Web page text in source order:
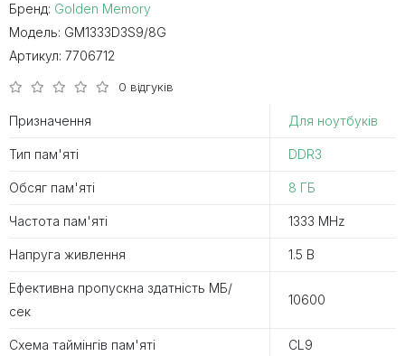
Бренд: Golden Memory
Модель: GM1333D3S9/8G
Артикул: 7706712
0 відгуків
Призначення Для ноутбуків
Тип пам'яті DDR3
Обсяг пам'яті 8 ГБ
Частота пам'яті 1333 MHz
Напруга живлення 1.5 В
Ефективна пропускна здатність MБ/
сек
10600
Схема таймінгів пам'яті CL9